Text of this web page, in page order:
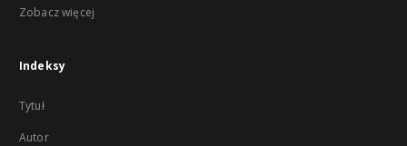
Zobacz więcej
Indeksy
Tytuł
Autor